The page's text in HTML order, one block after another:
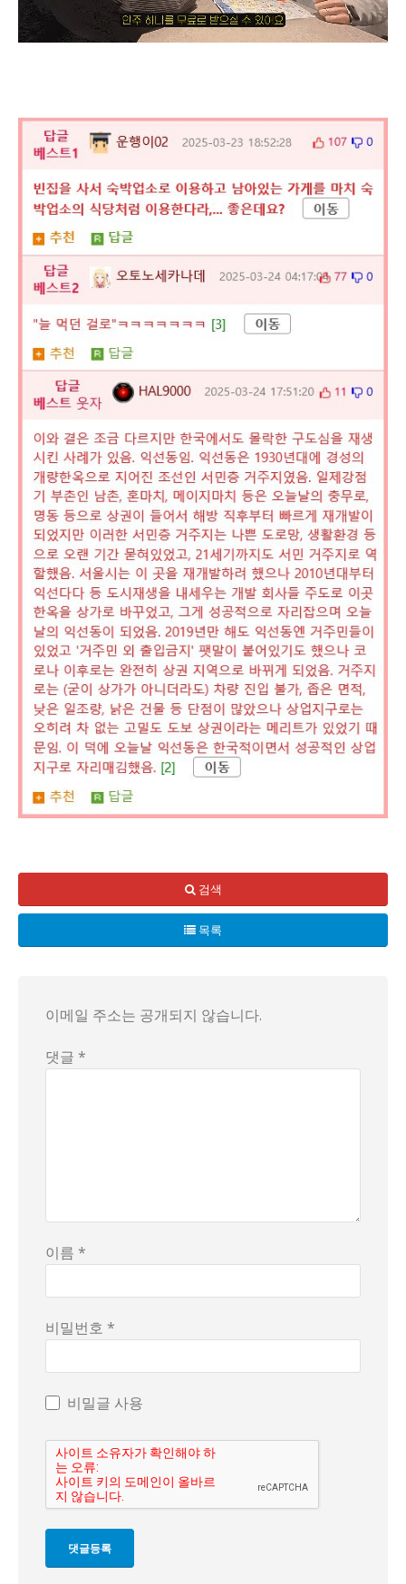
후세 지역의 빈집률은 일본 전국 평균과 오사카 평균을 넘
그런데 이 쓸쓸한 유령도시를 구하기 위해 등장한 한 회사
검색
목록
이메일 주소는 공개되지 않습니다.
댓글 *
이름 *
비밀번호 *
비밀글 사용